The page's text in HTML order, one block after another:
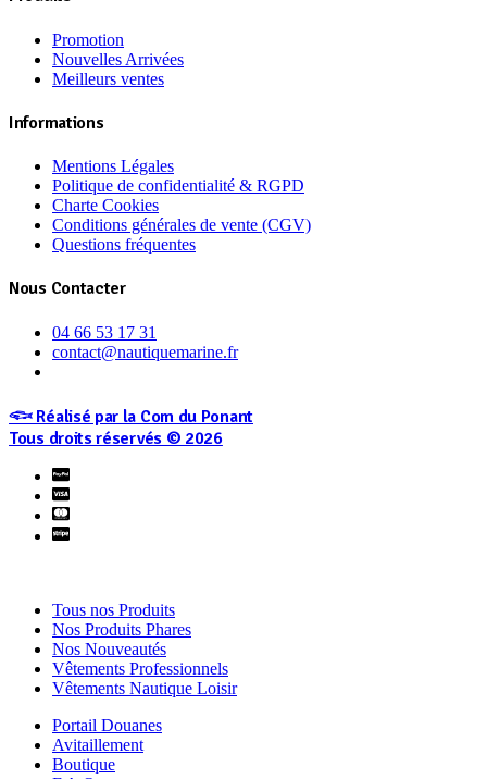
Promotion
Nouvelles Arrivées
Meilleurs ventes
Informations
Mentions Légales
Politique de confidentialité & RGPD
Charte Cookies
Conditions générales de vente (CGV)
Questions fréquentes
Nous Contacter
04 66 53 17 31
contact@nautiquemarine.fr
𓆟 Réalisé par la Com du Ponant
Tous droits réservés © 2026
Tous nos Produits
Nos Produits Phares
Nos Nouveautés
Vêtements Professionnels
Vêtements Nautique Loisir
Portail Douanes
Avitaillement
Boutique